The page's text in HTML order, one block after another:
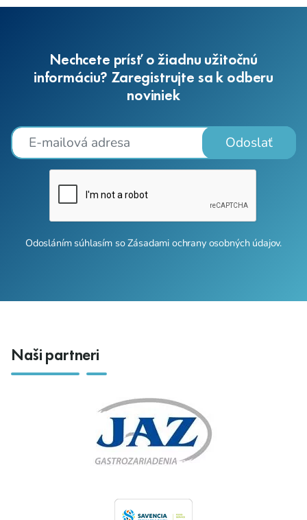
Nechcete prísť o žiadnu užitočnú
informáciu? Zaregistrujte sa k odberu
noviniek
Odoslať
Odosláním súhlasím soZásadami ochrany osobných údajov.
Naši partneri